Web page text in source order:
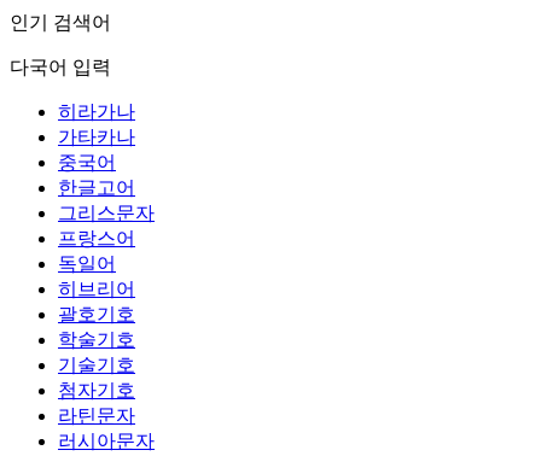
인기 검색어
다국어 입력
히라가나
가타카나
중국어
한글고어
그리스문자
프랑스어
독일어
히브리어
괄호기호
학술기호
기술기호
첨자기호
라틴문자
러시아문자